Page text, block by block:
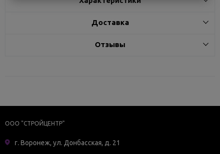
Доставка
Отзывы
ООО "СТРОЙЦЕНТР"
г. Воронеж, ул. Донбасская, д. 21